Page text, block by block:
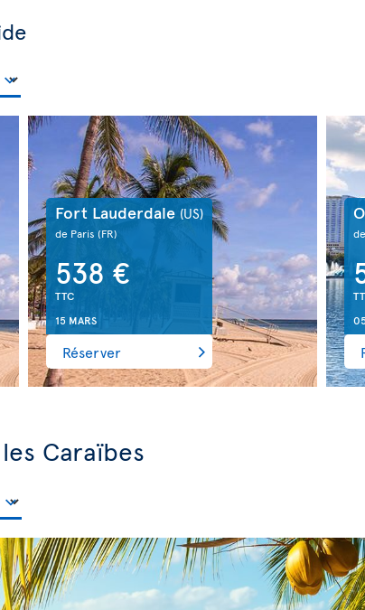
Fort Lauderdale (US)
de Paris (FR)
538 €
TTC
15 MARS
Réserver
Caraïbes